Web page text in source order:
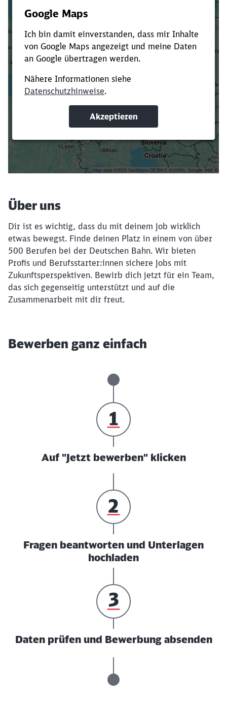
Verkürze die Ladezeit, indem du Suchbegriffe
oder Filter hinzufügst.
Suchbegriffe eingeben
Filter setzen
Über uns
Dir ist es wichtig, dass du mit deinem Job wirklich
etwas bewegst. Finde deinen Platz in einem von über
500 Berufen bei der Deutschen Bahn. Wir bieten
Profis und Berufsstarter:innen sichere Jobs mit
Zukunftsperspektiven. Bewirb dich jetzt für ein Team,
das sich gegenseitig unterstützt und auf die
Zusammenarbeit mit dir freut.
Bewerben ganz einfach
Auf "Jetzt bewerben" klicken
Fragen beantworten und Unterlagen
hochladen
Daten prüfen und Bewerbung absenden